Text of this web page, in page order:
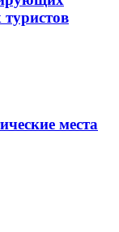
места